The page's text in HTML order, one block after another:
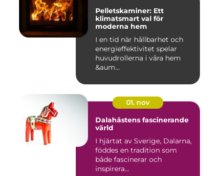
Pelletskaminer: Ett
klimatsmart val för
moderna hem
I en tid när hållbarhet och
energieffektivitet spelar
huvudrollerna i våra hem
&aum...
01. nov
Dalahästens fascinerande
värld
I hjärtat av Sverige, Dalarna,
föddes en tradition som
både fascinerar och
inspirera...